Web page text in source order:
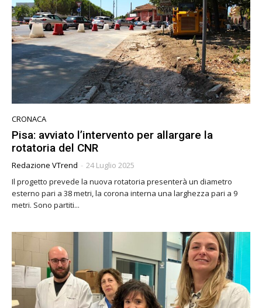
CRONACA
Pisa: avviato l’intervento per allargare la
rotatoria del CNR
Redazione VTrend - 24 Luglio 2025
Il progetto prevede la nuova rotatoria presenterà un diametro
esterno pari a 38 metri, la corona interna una larghezza pari a 9
metri. Sono partiti...